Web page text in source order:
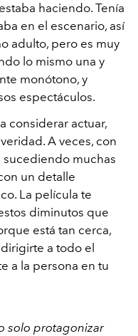
haciendo. Tenía
en el escenario, así
adulto, pero es muy
lo mismo una y
monótono, y
espectáculos.
considerar actuar,
A veces, con
sucediendo muchas
un detalle
La película te
diminutos que
está tan cerca,
a todo el
a la persona en tu
solo protagonizar